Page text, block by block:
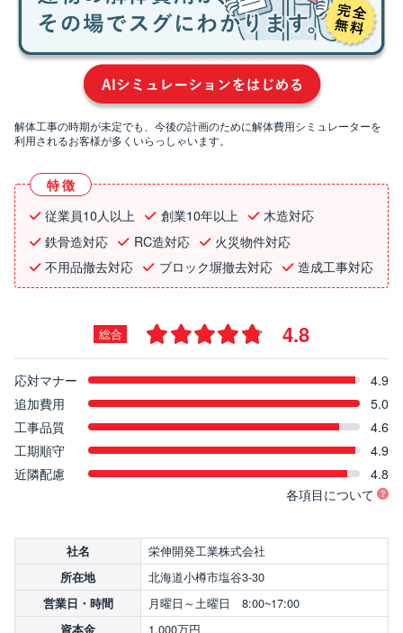
解体工事の時期が未定でも、今後の計画のために解体費用シミュレーターを
利用されるお客様が多くいらっしゃいます。
特徴
従業員10人以上
創業10年以上
木造対応
鉄骨造対応
RC造対応
火災物件対応
不用品撤去対応
ブロック塀撤去対応 造成工事対応
総合 4.8
応対マナー
4.9
追加費用
5.0
工事品質
4.6
工期順守
4.9
近隣配慮
4.8
各項目について
社名 栄伸開発工業株式会社
所在地 北海道小樽市塩谷3-30
営業日・時間 月曜日～土曜日 8:00~17:00
資本金 1,000万円